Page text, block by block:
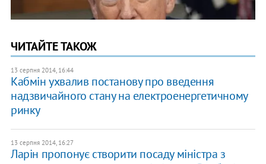
ЧИТАЙТЕ ТАКОЖ
13 серпня 2014, 16:44
Кабмін ухвалив постанову про введення
надзвичайного стану на електроенергетичному
ринку
13 серпня 2014, 16:27
Ларін пропонує створити посаду міністра з